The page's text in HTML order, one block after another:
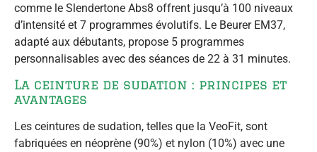
comme le Slendertone Abs8 offrent jusqu’à 100 niveaux
d’intensité et 7 programmes évolutifs. Le Beurer EM37,
adapté aux débutants, propose 5 programmes
personnalisables avec des séances de 22 à 31 minutes.
La ceinture de sudation : principes et
avantages
Les ceintures de sudation, telles que la VeoFit, sont
fabriquées en néoprène (90%) et nylon (10%) avec une